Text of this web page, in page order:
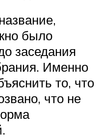
было
заседания
Именно
то, что
что не